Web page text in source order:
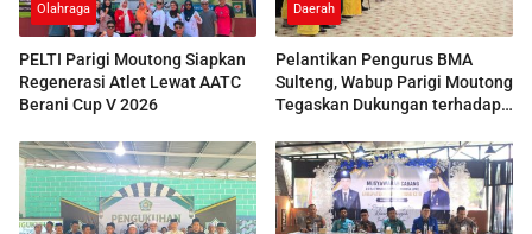
Olahraga
PELTI Parigi Moutong Siapkan
Regenerasi Atlet Lewat AATC
Berani Cup V 2026
Daerah
Pelantikan Pengurus BMA
Sulteng, Wabup Parigi Moutong
Tegaskan Dukungan terhadap